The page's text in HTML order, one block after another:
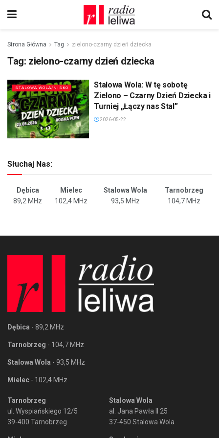
Strona Główna Tag zielono-czarny dzień dziecka
Tag: zielono-czarny dzień dziecka
STALOWA WOLA/NISKO
Stalowa Wola: W tę sobotę
Zielono – Czarny Dzień Dziecka i
Turniej „Łączy nas Stal”
2026-05-22
Słuchaj Nas:
Dębica Mielec Stalowa Wola
Tarnobrzeg
89,2 MHz
102,4 MHz 93,5 MHz 104,7 MHz
Dębica - 89,2 MHz
Tarnobrzeg - 104,7 MHz
Stalowa Wola - 93,5 MHz
Mielec - 102,4 MHz
Tarnobrzeg
ul. Wyspiańskiego 12/5
39-400 Tarnobrzeg
Stalowa Wola
al. Jana Pawła II 25
37-450 Stalowa Wola